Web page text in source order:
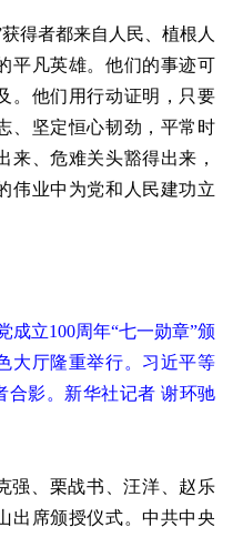
得者都来自人民、植根人
平凡英雄。他们的事迹可
。他们用行动证明，只要
、坚定恒心韧劲，平常时
来、危难关头豁得出来，
伟业中为党和人民建功立
成立100周年“七一勋章”颁
大厅隆重举行。习近平等
合影。新华社记者 谢环驰
强、栗战书、汪洋、赵乐
出席颁授仪式。中共中央